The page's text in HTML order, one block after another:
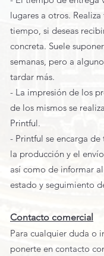
lugares a otros.
tiempo, si deseas
concreta. Suele
semanas, pero a
tardar más.
- La impresión de los
de los mismos se
Printful.
- Printful se encarga
la producción y el
así como de informar
estado y seguimiento
Contacto comercial
Para cualquier duda o
ponerte en contacto